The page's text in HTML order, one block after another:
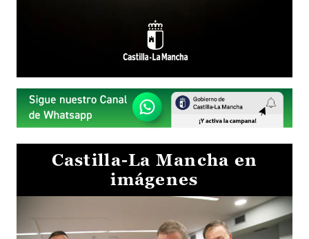
Castilla-La Mancha en
imágenes